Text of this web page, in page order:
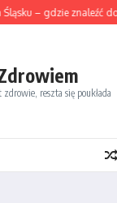
– gdzie znaleźć
reszta się poukłada